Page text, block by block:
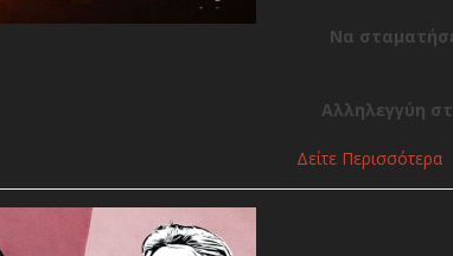
Να
Αλληλεγγύη
Δείτε Περισσότερα